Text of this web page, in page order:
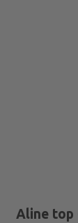
Aline top